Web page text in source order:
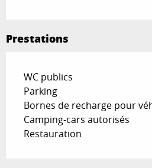
Prestations
WC publics
Parking
Bornes de recharge pour
Camping-cars autorisés
Restauration